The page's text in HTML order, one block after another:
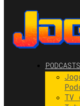
PODCASTS
TV